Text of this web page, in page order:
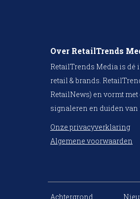
Over RetailTrends
RetailTrends Media is
retail & brands.
RetailNews) en vormt
signaleren en duiden
Onze privacyverklaring
Algemene voorwaarden
Achtergrond